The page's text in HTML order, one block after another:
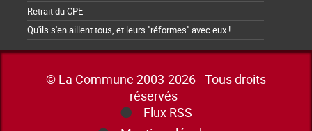
Retrait du CPE
Qu'ils s'en aillent tous, et leurs "réformes" avec eux !
© La Commune 2003-2026 - Tous droits
réservés
Flux RSS